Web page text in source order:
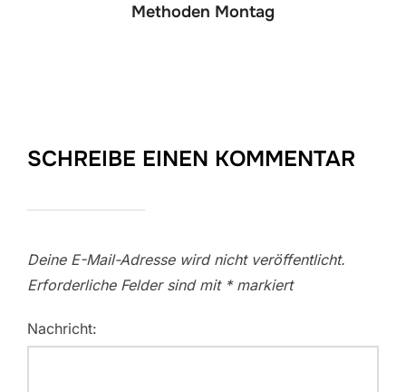
Methoden Montag
SCHREIBE EINEN KOMMENTAR
Deine E-Mail-Adresse wird nicht veröffentlicht.
Erforderliche Felder sind mit *markiert
Nachricht: